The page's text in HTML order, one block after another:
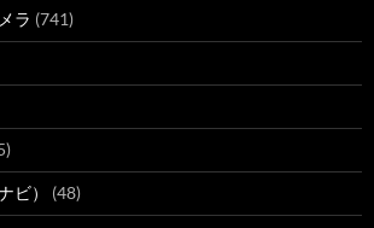
ラ (741)
ビ） (48)